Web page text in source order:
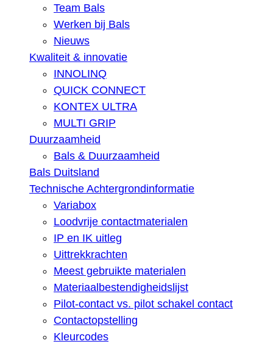
Team Bals
Werken bij Bals
Nieuws
Kwaliteit & innovatie
INNOLINQ
QUICK CONNECT
KONTEX ULTRA
MULTI GRIP
Duurzaamheid
Bals & Duurzaamheid
Bals Duitsland
Technische Achtergrondinformatie
Variabox
Loodvrije contactmaterialen
IP en IK uitleg
Uittrekkrachten
Meest gebruikte materialen
Materiaalbestendigheidslijst
Pilot-contact vs. pilot schakel contact
Contactopstelling
Kleurcodes